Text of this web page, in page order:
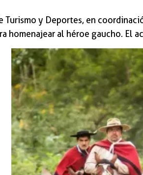
Turismo y Deportes, en
homenajear al héroe gaucho. El